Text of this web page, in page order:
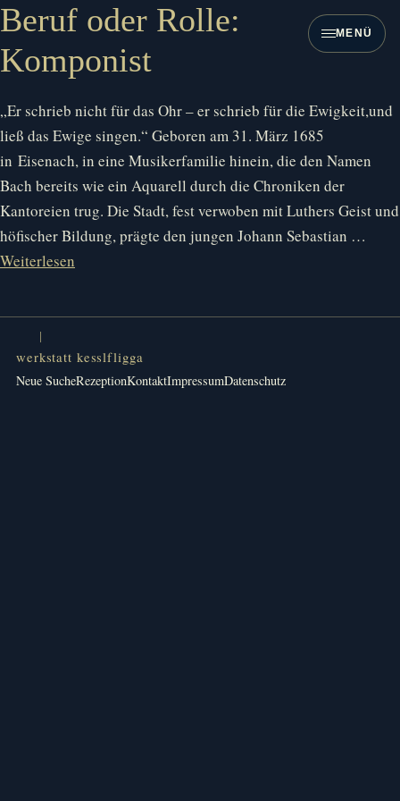
MENÜ
Zum
Inhalt
springen
Beruf oder Rolle:
Komponist
„Er schrieb nicht für das Ohr – er schrieb für die Ewigkeit,und
ließ das Ewige singen.“ Geboren am 31. März 1685
in Eisenach, in eine Musikerfamilie hinein, die den Namen
Bach bereits wie ein Aquarell durch die Chroniken der
Kantoreien trug. Die Stadt, fest verwoben mit Luthers Geist und
höfischer Bildung, prägte den jungen Johann Sebastian …
Weiterlesen
werkstatt kesslfligga
Neue SucheRezeptionKontaktImpressumDatenschutz